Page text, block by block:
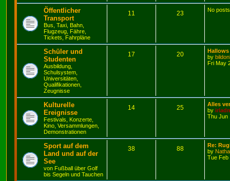
Öffentlicher
Transport
Bus, Taxi, Bahn,
Flugzeug, Fähre,
Tickets, Fahrpläne
11 23 No posts
Schüler und
Studenten
Ausbildung,
Schulsystem,
Universitäten,
Qualifikationen,
Zeugnisse
17 20
by
Fri May
Kulturelle
Ereignisse
Festivals, Konzerte,
Kino, Versammlungen,
Demonstrationen
14 25
Alles
by
Thu Jun
Sport auf dem
Land und auf der
See
von Fußball über Golf
bis Segeln und Tauchen
38 88
Re:
by
Tue Feb